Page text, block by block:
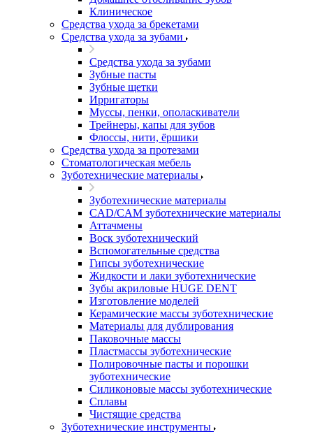
Клиническое
Средства ухода за брекетами
Средства ухода за зубами
Средства ухода за зубами
Зубные пасты
Зубные щетки
Ирригаторы
Муссы, пенки, ополаскиватели
Трейнеры, капы для зубов
Флоссы, нити, ёршики
Средства ухода за протезами
Стоматологическая мебель
Зуботехнические материалы
Зуботехнические материалы
CAD/CAM зуботехнические материалы
Аттачмены
Воск зуботехнический
Вспомогательные средства
Гипсы зуботехнические
Жидкости и лаки зуботехнические
Зубы акриловые HUGE DENT
Изготовление моделей
Керамические массы зуботехнические
Материалы для дублирования
Паковочные массы
Пластмассы зуботехнические
Полировочные пасты и порошки
зуботехнические
Силиконовые массы зуботехнические
Сплавы
Чистящие средства
Зуботехнические инструменты